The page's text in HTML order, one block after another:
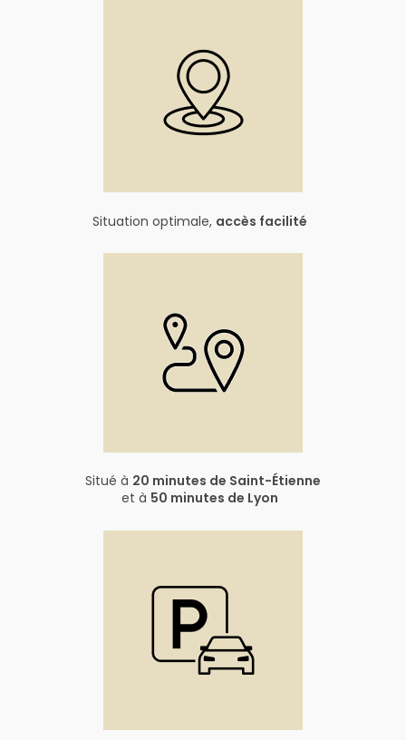
Situation optimale, accès facilité
Situé à 20 minutes de Saint-Étienne
et à 50 minutes de Lyon